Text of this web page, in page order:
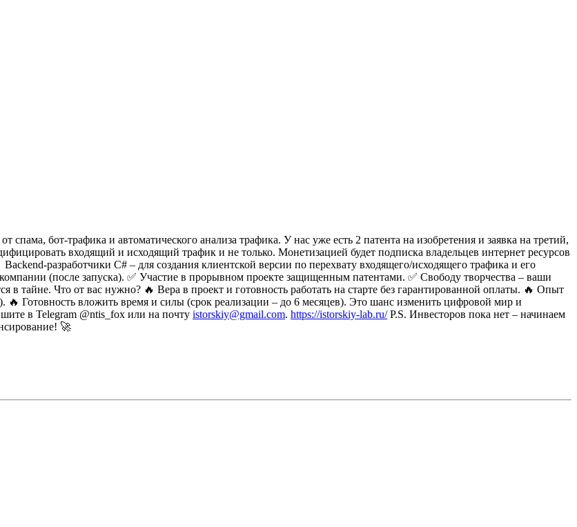
бот-трафика и автоматического анализа трафика. У нас уже есть 2 патента на изобретения и заявка на третий,
входящий и исходящий трафик и не только. Монетизацией будет подписка владельцев интернет ресурсов
Backend-разработчики C# – для создания клиентской версии по перехвату входящего/исходящего трафика и его
(после запуска). ✅ Участие в прорывном проекте защищенным патентами. ✅ Свободу творчества – ваши
в тайне. Что от вас нужно? 🔥 Вера в проект и готовность работать на старте без гарантированной оплаты. 🔥 Опыт
🔥 Готовность вложить время и силы (срок реализации – до 6 месяцев). Это шанс изменить цифровой мир и
в Telegram @ntis_fox или на почту istorskiy@gmail.com. https://istorskiy-lab.ru/ P.S. Инвесторов пока нет – начинаем
🚀